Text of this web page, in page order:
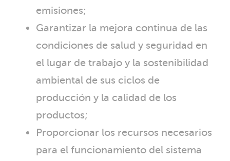
emisiones;
Garantizar la mejora continua de las
condiciones de salud y seguridad en
el lugar de trabajo y la sostenibilidad
ambiental de sus ciclos de
producción y la calidad de los
productos;
Proporcionar los recursos necesarios
para el funcionamiento del sistema